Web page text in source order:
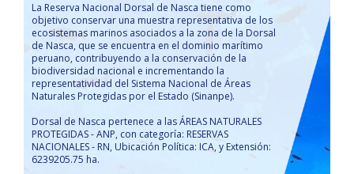
La Reserva Nacional Dorsal de Nasca tiene como
objetivo conservar una muestra representativa de los
ecosistemas marinos asociados a la zona de la Dorsal
de Nasca, que se encuentra en el dominio marítimo
peruano, contribuyendo a la conservación de la
biodiversidad nacional e incrementando la
representatividad del Sistema Nacional de Áreas
Naturales Protegidas por el Estado (Sinanpe).
Dorsal de Nasca pertenece a las ÁREAS NATURALES
PROTEGIDAS - ANP, con categoría: RESERVAS
NACIONALES - RN, Ubicación Política: ICA, y Extensión:
6239205.75 ha.